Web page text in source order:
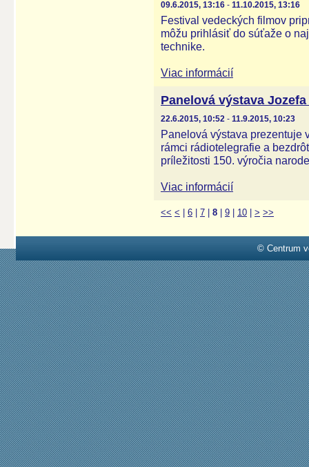
09.6.2015, 13:16 - 11.10.2015, 13:16
Festival vedeckých filmov
môžu prihlásiť do súťaže o
technike.
Viac informácií
Panelová výstava
22.6.2015, 10:52 - 11.9.2015, 10:23
Panelová výstava prezentuje
rámci rádiotelegrafie a
príležitosti 150. výročia
Viac informácií
<< < 6 7 8 9 10 > >>
© Centrum